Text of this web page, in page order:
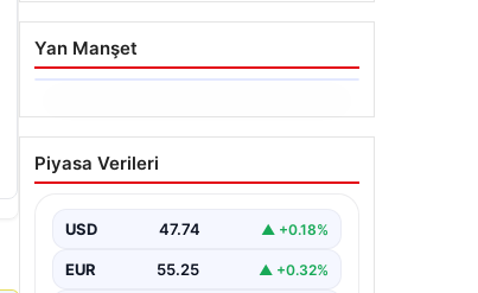
Yan Manşet
06.08.2026
Ertuğrul Özkök ifade
verdi. “Aklımın ucundan
Piyasa Verileri
USD 47.74 ▲ +0.18%
EUR 55.25 ▲ +0.32%